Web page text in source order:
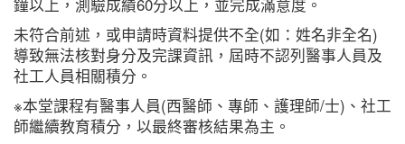
鐘以上，測驗成績60分以上，並完成滿意度。
未符合前述，或申請時資料提供不全(如：姓名非全名)
導致無法核對身分及完課資訊，屆時不認列醫事人員及
社工人員相關積分。
※本堂課程有醫事人員(西醫師、專師、護理師/士)、社工
師繼續教育積分，以最終審核結果為主。